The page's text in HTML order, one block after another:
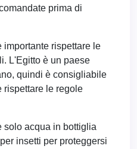
prima di
importante rispettare le
L'Egitto è un paese
quindi è consigliabile
rispettare le regole
solo acqua in bottiglia
insetti per proteggersi